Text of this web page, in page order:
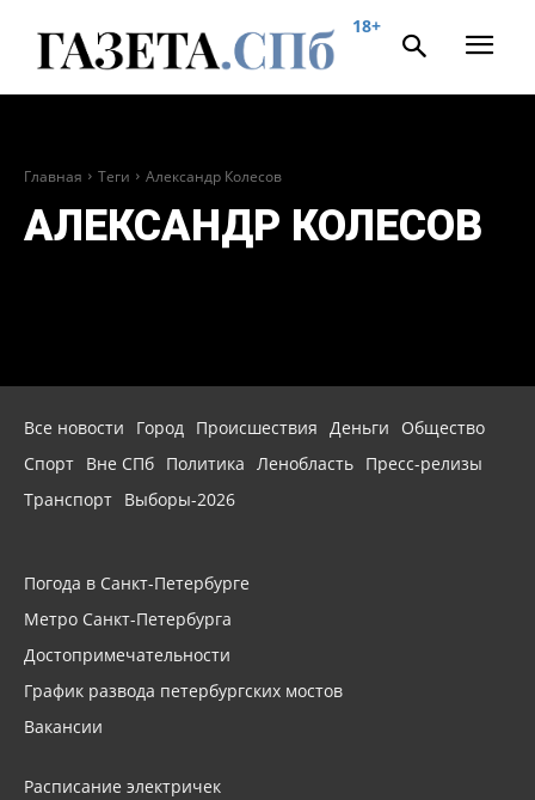
18+
Главная Теги Александр Колесов
АЛЕКСАНДР КОЛЕСОВ
Все новости Город Происшествия Деньги
Общество
Спорт Вне СПб Политика Ленобласть Пресс-релизы
Транспорт Выборы-2026
Погода в Санкт-Петербурге
Метро Санкт-Петербурга
Достопримечательности
График развода петербургских мостов
Вакансии
Расписание электричек